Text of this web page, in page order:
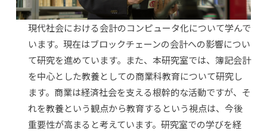
現代社会における会計のコンピュータ化について学んで
います。現在はブロックチェーンの会計への影響につい
て研究を進めています。また、本研究室では、簿記会計
を中心とした教養としての商業科教育について研究し
ます。商業は経済社会を支える根幹的な活動ですが、そ
れを教養という観点から教育するという視点は、今後
重要性が高まると考えています。研究室での学びを経